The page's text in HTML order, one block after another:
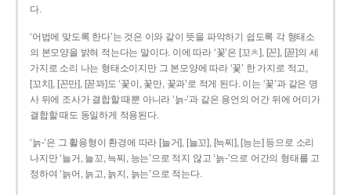
다.
‘어법에 맞도록 한다’는 것은 이와 같이 뜻을 파악하기 쉽도록 각 형태소
의 본모양을 밝혀 적는다는 말이다. 이에 따라 ‘꽃’은 [꼬ㅊ], [꼰], [꼳]의 세
가지로 소리 나는 형태소이지만 그 본모양에 따라 ‘꽃’ 한 가지로 적고,
[꼬치], [꼰만], [꼳꽈]도 ‘꽃이, 꽃만, 꽃과’로 적게 된다. 이는 ‘꽃’과 같은 명
사 뒤에 조사가 결합할 때뿐 아니라 ‘늙-’과 같은 용언의 어간 뒤에 어미가
결합할 때도 동일하게 적용된다.
‘늙-’은 그 활용형이 환경에 따라 [늘거], [늘꼬], [늑찌], [능는] 등으로 소리
나지만 ‘늘거, 늘꼬, 늑찌, 능는’으로 적지 않고 ‘늙-’으로 어간의 형태를 고
정하여 ‘늙어, 늙고, 늙지, 늙는’으로 적는다.